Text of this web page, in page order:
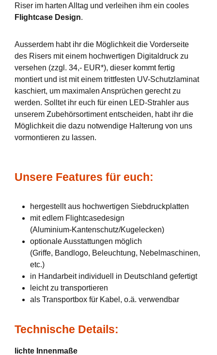
Riser im harten Alltag und verleihen ihm ein cooles
Flightcase Design.
Ausserdem habt ihr die Möglichkeit die Vorderseite
des Risers mit einem hochwertigen Digitaldruck zu
versehen (zzgl. 34,- EUR*), dieser kommt fertig
montiert und ist mit einem trittfesten UV-Schutzlaminat
kaschiert, um maximalen Ansprüchen gerecht zu
werden. Solltet ihr euch für einen LED-Strahler aus
unserem Zubehörsortiment entscheiden, habt ihr die
Möglichkeit die dazu notwendige Halterung von uns
vormontieren zu lassen.
Unsere Features für euch:
hergestellt aus hochwertigen Siebdruckplatten
mit edlem Flightcasedesign
(Aluminium-Kantenschutz/Kugelecken)
optionale Ausstattungen möglich
(Griffe, Bandlogo, Beleuchtung, Nebelmaschinen,
etc.)
in Handarbeit individuell in Deutschland gefertigt
leicht zu transportieren
als Transportbox für Kabel, o.ä. verwendbar
Technische Details:
lichte Innenmaße